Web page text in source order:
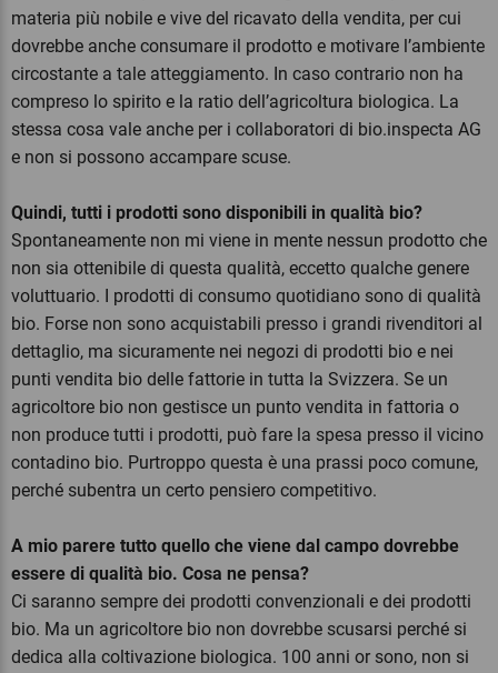
materia più nobile e vive del ricavato della vendita, per cui
dovrebbe anche consumare il prodotto e motivare l’ambiente
circostante a tale atteggiamento. In caso contrario non ha
compreso lo spirito e la ratio dell’agricoltura biologica. La
stessa cosa vale anche per i collaboratori di bio.inspecta AG
e non si possono accampare scuse.
Quindi, tutti i prodotti sono disponibili in qualità bio?
Spontaneamente non mi viene in mente nessun prodotto che
non sia ottenibile di questa qualità, eccetto qualche genere
voluttuario. I prodotti di consumo quotidiano sono di qualità
bio. Forse non sono acquistabili presso i grandi rivenditori al
dettaglio, ma sicuramente nei negozi di prodotti bio e nei
punti vendita bio delle fattorie in tutta la Svizzera. Se un
agricoltore bio non gestisce un punto vendita in fattoria o
non produce tutti i prodotti, può fare la spesa presso il vicino
contadino bio. Purtroppo questa è una prassi poco comune,
perché subentra un certo pensiero competitivo.
A mio parere tutto quello che viene dal campo dovrebbe
essere di qualità bio. Cosa ne pensa?
Ci saranno sempre dei prodotti convenzionali e dei prodotti
bio. Ma un agricoltore bio non dovrebbe scusarsi perché si
dedica alla coltivazione biologica. 100 anni or sono, non si